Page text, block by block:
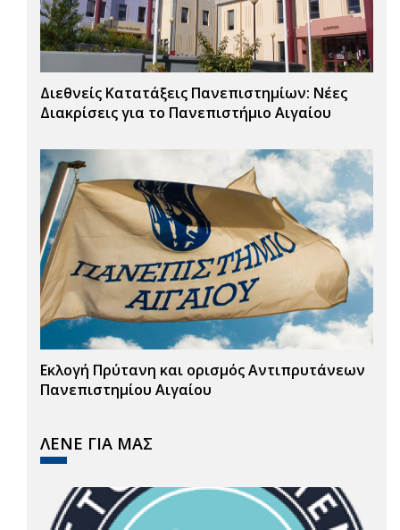
Διεθνείς Κατατάξεις Πανεπιστημίων: Νέες
Διακρίσεις για το Πανεπιστήμιο Αιγαίου
Εκλογή Πρύτανη και ορισμός Αντιπρυτάνεων
Πανεπιστημίου Αιγαίου
ΛΕΝΕ ΓΙΑ ΜΑΣ